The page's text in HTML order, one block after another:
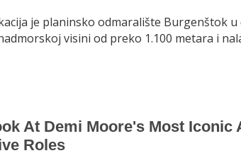
je planinsko odmaralište Burgenštok
visini od preko 1.100 metara i